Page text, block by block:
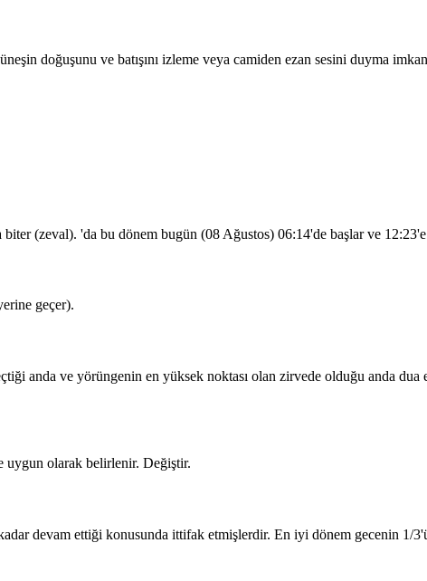
doğuşunu ve batışını izleme veya camiden ezan sesini duyma
(zeval). 'da bu dönem bugün (08 Ağustos) 06:14'de başlar ve 12:23
geçer).
anda ve yörüngenin en yüksek noktası olan zirvede olduğu anda dua
uygun olarak belirlenir. Değiştir.
devam ettiği konusunda ittifak etmişlerdir. En iyi dönem gecenin 1/